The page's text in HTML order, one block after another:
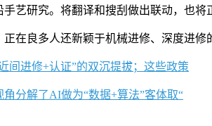
艺研究。将翻译和搜刮做出联动，也将
良多人还新颖于机械进修、深度进修的
间进修+认证”的双沉提拔；这些政策
角分解了AI做为“数据+算法”客体取“